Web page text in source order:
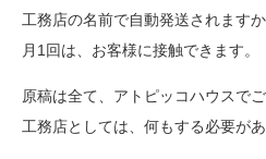
工務店の名前で自動発送されますか
月1回は、お客様に接触できます。
原稿は全て、アトピッコハウスでご
工務店としては、何もする必要があ